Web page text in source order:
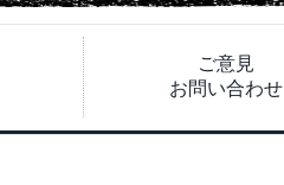
ご意見
お問い合わせ